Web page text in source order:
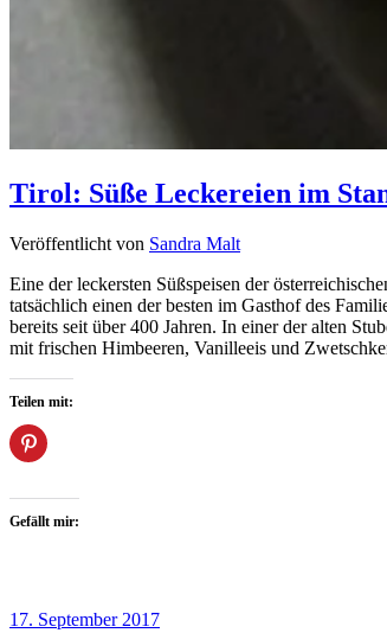
Tirol: Süße Leckereien im
Veröffentlicht von Sandra Malt
Eine der leckersten Süßspeisen der
tatsächlich einen der besten im Gasthof des
bereits seit über 400 Jahren. In einer der alten
mit frischen Himbeeren, Vanilleeis und
Teilen mit:
Gefällt mir:
17. September 2017